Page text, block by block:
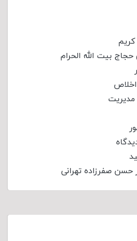
بیت الله الحرام
حسن صفرزاده تهرانی